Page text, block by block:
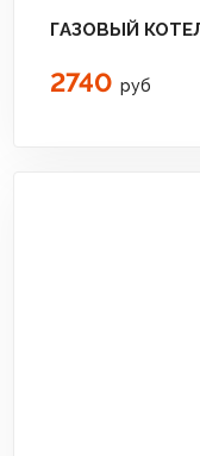
ГАЗОВЫЙ
2740 руб